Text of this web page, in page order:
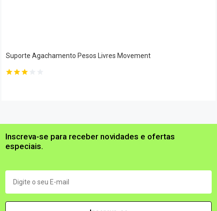
Suporte Agachamento Pesos Livres Movement
Inscreva-se para receber novidades e ofertas
especiais.